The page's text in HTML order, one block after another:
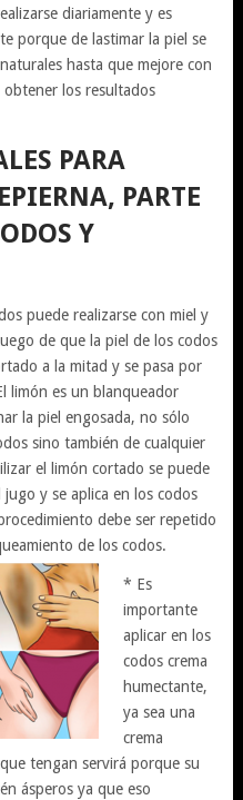
diariamente y es
porque de lastimar la piel se
hasta que mejore con
obtener los resultados
PARA
PARTE
Y
puede realizarse con miel y
de que la piel de los codos
a la mitad y se pasa por
limón es un blanqueador
la piel engosada, no sólo
sino también de cualquier
el limón cortado se puede
y se aplica en los codos
debe ser repetido
de los codos.
* Es
importante
aplicar en los
codos crema
humectante,
ya sea una
crema
tengan servirá porque su
ásperos ya que eso